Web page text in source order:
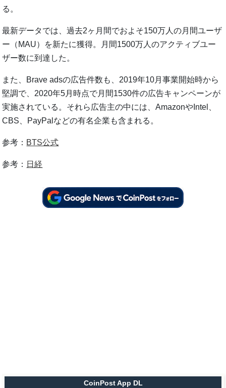
る。
最新データでは、過去2ヶ月間でおよそ150万人の月間ユーザ
ー（MAU）を新たに獲得。月間1500万人のアクティブユー
ザー数に到達した。
また、Brave adsの広告件数も、2019年10月事業開始時から
堅調で、2020年5月時点で月間1530件の広告キャンペーンが
実施されている。それら広告主の中には、AmazonやIntel、
CBS、PayPalなどの有名企業も含まれる。
参考： BTS公式
参考： 日経
CoinPost App DL